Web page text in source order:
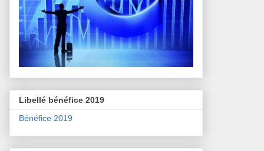
Libellé bénéfice 2019
Bénéfice 2019